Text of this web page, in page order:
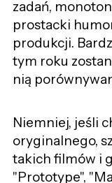
zadań,
prostacki
produkcji.
tym roku
nią
Niemniej, jeśli
oryginalnego,
takich filmów i
"Prototype",